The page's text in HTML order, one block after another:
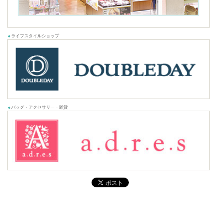
ライフスタイルショップ
バッグ・アクセサリー・雑貨